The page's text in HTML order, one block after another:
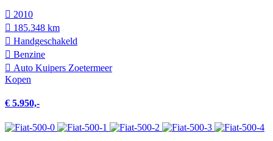
2010
185.348 km
Hand­geschakeld
Benzine
Auto Kuipers Zoetermeer
Kopen
€ 5.950,-